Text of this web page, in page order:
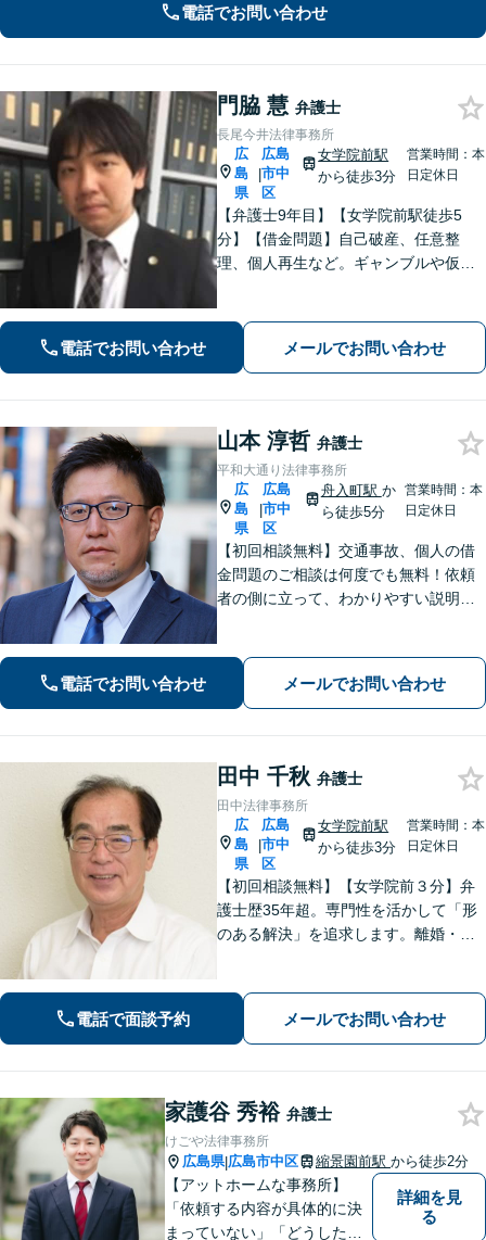
野に対応」
電話でお問い合わせ
門脇 慧 弁護士
長尾今井法律事務所
広
島
県
|
広島
市中
区
女学院前駅
から徒歩3分
営業時間：本
日定休日
【弁護士9年目】【女学院前駅徒歩5
分】【借金問題】自己破産、任意整
理、個人再生など。ギャンブルや仮想
などご相談ください【夜間土日祝相談
可】【初回相談無料】【Zoom面談可】
電話でお問い合わせ メールでお問い合わせ
山本 淳哲 弁護士
平和大通り法律事務所
広
島
県
|
広島
市中
区
舟入町駅 か
ら徒歩5分
営業時間：本
日定休日
【初回相談無料】交通事故、個人の借
金問題のご相談は何度でも無料！依頼
者の側に立って、わかりやすい説明を
軽にご相談ください【WEB面談可】
【広島電鉄舟入町駅・土橋駅徒歩5分】
電話でお問い合わせ メールでお問い合わせ
田中 千秋 弁護士
田中法律事務所
広
島
県
|
広島
市中
区
女学院前駅
から徒歩3分
営業時間：本
日定休日
【初回相談無料】【女学院前３分】弁
護士歴35年超。専門性を活かして「形
のある解決」を追求します。離婚・債
話しやすい弁護士に是非ご相談くださ
い。（合同庁舎内郵便局近く）
電話で面談予約 メールでお問い合わせ
家護谷 秀裕 弁護士
けごや法律事務所
広島県|広島市中区 縮景園前駅 から徒歩2分
【アットホームな事務所】
「依頼する内容が具体的に決
まっていない」「どうしたら
詳細を見
る